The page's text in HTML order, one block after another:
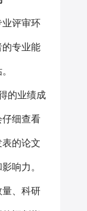
业评审环
的专业能
的业绩成
仔细查看
的论文
响力。
量、科研